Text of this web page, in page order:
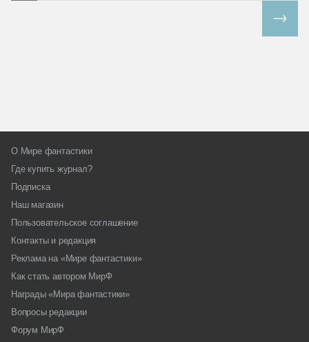
О Мире фантастики
Где купить журнал?
Подписка
Наш магазин
Пользовательское соглашение
Контакты и редакция
Реклама на «Мире фантастики»
Как стать автором МирФ
Награды «Мира фантастики»
Вопросы редакции
Форум МирФ